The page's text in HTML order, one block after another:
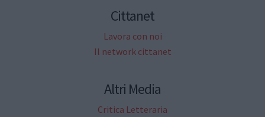
Cittanet
Lavora con noi
Il network cittanet
Altri Media
Critica Letteraria